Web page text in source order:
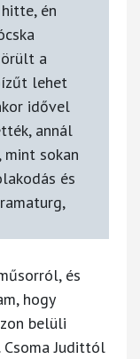
én
a
lehet
idővel
annál
sokan
és
és
hogy
belüli
Judittól